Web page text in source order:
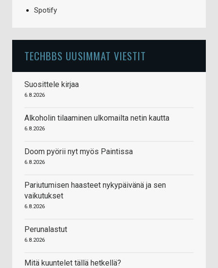
Spotify
TECHBBS UUSIMMAT VIESTIT
Suosittele kirjaa
6.8.2026
Alkoholin tilaaminen ulkomailta netin kautta
6.8.2026
Doom pyörii nyt myös Paintissa
6.8.2026
Pariutumisen haasteet nykypäivänä ja sen
vaikutukset
6.8.2026
Perunalastut
6.8.2026
Mitä kuuntelet tällä hetkellä?